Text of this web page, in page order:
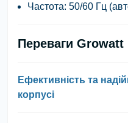
Частота: 50/60 Гц
Переваги Growatt
Ефективність та
корпусі